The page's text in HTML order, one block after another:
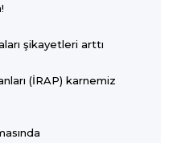
şikayetleri arttı
(İRAP) karnemiz